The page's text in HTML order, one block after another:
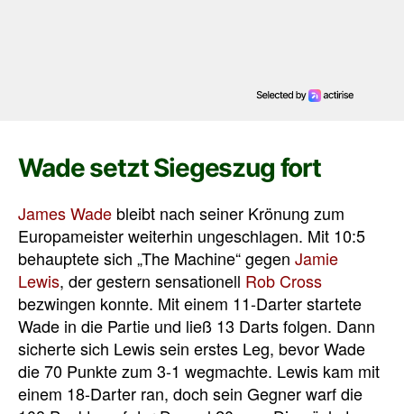
Wade setzt Siegeszug fort
James Wade bleibt nach seiner Krönung zum
Europameister weiterhin ungeschlagen. Mit 10:5
behauptete sich „The Machine“ gegen Jamie
Lewis, der gestern sensationell Rob Cross
bezwingen konnte. Mit einem 11-Darter startete
Wade in die Partie und ließ 13 Darts folgen. Dann
sicherte sich Lewis sein erstes Leg, bevor Wade
die 70 Punkte zum 3-1 wegmachte. Lewis kam mit
einem 18-Darter ran, doch sein Gegner warf die